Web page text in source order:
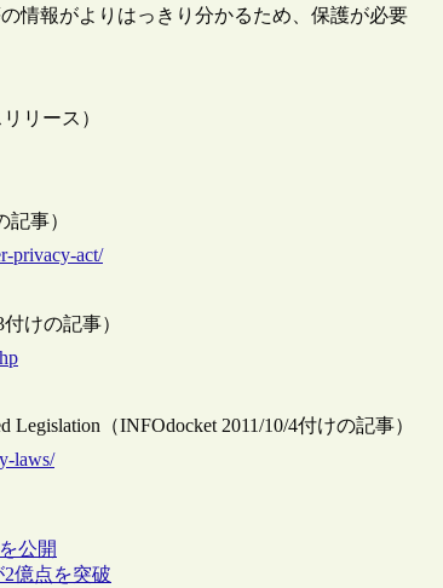
情報がよりはっきり分かるため、保護が必要
リース）
記事）
privacy-act/
けの記事）
Legislation（INFOdocket 2011/10/4付けの記事）
laws/
公開
億点を突破